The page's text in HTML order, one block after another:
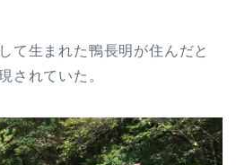
て生まれた鴨長明が住んだと
されていた。